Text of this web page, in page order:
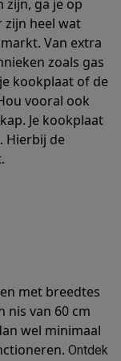
Solden op
Solden
Inbouw installatie
Kopen op
jouw
zijn, ga je op
zijn heel wat
Van extra
zoals gas
kookplaat of de
vooral ook
Je kookplaat
Hierbij de
met breedtes
nis van 60 cm
wel minimaal
Ontdek